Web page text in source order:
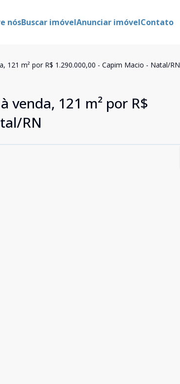
nósBuscar imóvelAnunciar imóvelContato
m² por R$ 1.290.000,00 - Capim Macio - Natal/RN
venda, 121 m² por R$
RN